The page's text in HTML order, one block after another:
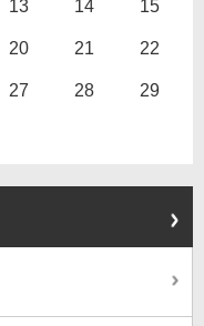
13 14 15
20 21 22
27 28 29